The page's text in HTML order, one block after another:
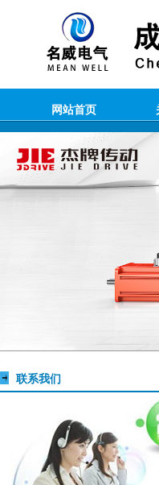
网站首页
联系我们